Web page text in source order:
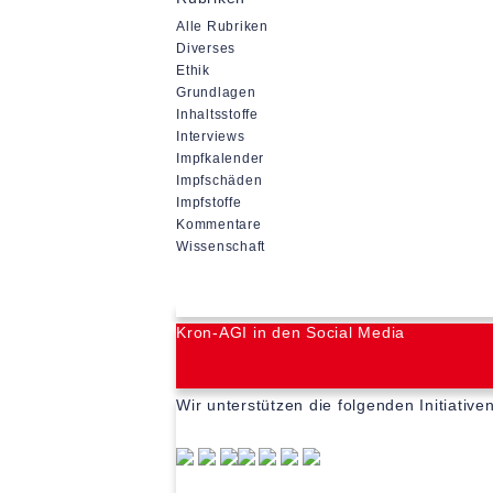
Alle Rubriken
Diverses
Ethik
Grundlagen
Inhaltsstoffe
Interviews
Impfkalender
Impfschäden
Impfstoffe
Kommentare
Wissenschaft
Kron-AGI in den Social Media
Wir unterstützen die folgenden